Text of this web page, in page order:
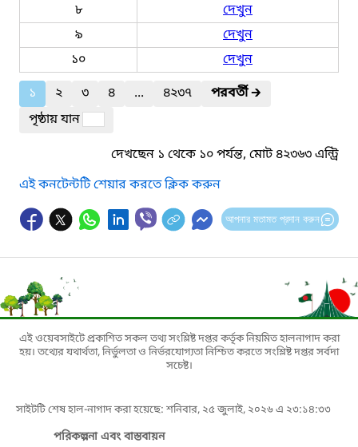
৮
দেখুন
৯
দেখুন
১০
দেখুন
১
২ ৩ ৪ ... ৪২৩৭ পরবর্তী🡲
পৃষ্ঠায় যান
দেখছেন ১ থেকে ১০ পর্যন্ত, মোট ৪২৩৬৩ এন্ট্রি
এই কনটেন্টটি শেয়ার করতে ক্লিক করুন
আপনার মতামত প্রদান করুন
এই ওয়েবসাইটে প্রকাশিত সকল তথ্য সংশ্লিষ্ট দপ্তর কর্তৃক নিয়মিত হালনাগাদ করা
হয়। তথ্যের যথার্থতা, নির্ভুলতা ও নির্ভরযোগ্যতা নিশ্চিত করতে সংশ্লিষ্ট দপ্তর সর্বদা
সচেষ্ট।
সাইটটি শেষ হাল-নাগাদ করা হয়েছে: শনিবার, ২৫ জুলাই, ২০২৬ এ ২৩:১৪:৩৩
পরিকল্পনা এবং বাস্তবায়ন